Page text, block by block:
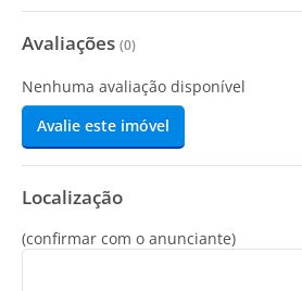
Avaliações (0)
Nenhuma avaliação disponível
Avalie este imóvel
Localização
(confirmar com o anunciante)